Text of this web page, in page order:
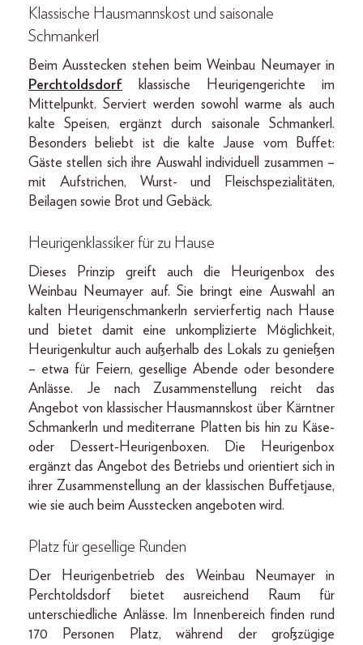
Klassische Hausmannskost und saisonale
Schmankerl
Beim Ausstecken stehen beim Weinbau Neumayer in
Perchtoldsdorf klassische Heurigengerichte im
Mittelpunkt. Serviert werden sowohl warme als auch
kalte Speisen, ergänzt durch saisonale Schmankerl.
Besonders beliebt ist die kalte Jause vom Buffet:
Gäste stellen sich ihre Auswahl individuell zusammen –
mit Aufstrichen, Wurst- und Fleischspezialitäten,
Beilagen sowie Brot und Gebäck.
Heurigenklassiker für zu Hause
Dieses Prinzip greift auch die Heurigenbox des
Weinbau Neumayer auf. Sie bringt eine Auswahl an
kalten Heurigenschmankerln servierfertig nach Hause
und bietet damit eine unkomplizierte Möglichkeit,
Heurigenkultur auch außerhalb des Lokals zu genießen
– etwa für Feiern, gesellige Abende oder besondere
Anlässe. Je nach Zusammenstellung reicht das
Angebot von klassischer Hausmannskost über Kärntner
Schmankerln und mediterrane Platten bis hin zu Käse-
oder Dessert-Heurigenboxen. Die Heurigenbox
ergänzt das Angebot des Betriebs und orientiert sich in
ihrer Zusammenstellung an der klassischen Buffetjause,
wie sie auch beim Ausstecken angeboten wird.
Platz für gesellige Runden
Der Heurigenbetrieb des Weinbau Neumayer in
Perchtoldsdorf bietet ausreichend Raum für
unterschiedliche Anlässe. Im Innenbereich finden rund
170 Personen Platz, während der großzügige